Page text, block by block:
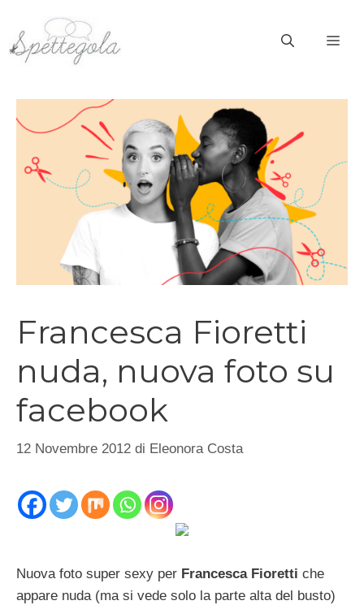
contenuto
Francesca Fioretti
nuda, nuova foto su
facebook
12 Novembre 2012 di Eleonora Costa
Nuova foto super sexy per Francesca Fioretti che
appare nuda (ma si vede solo la parte alta del busto)